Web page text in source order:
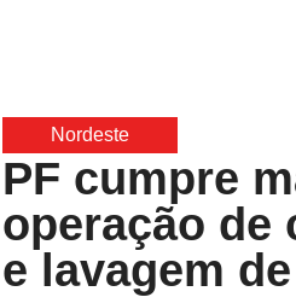
Nordeste
PF cumpre
operação de
e lavagem